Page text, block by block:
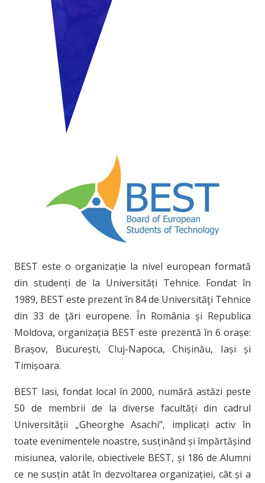
BEST este o organizație la nivel european formată
din studenți de la Universități Tehnice. Fondat în
1989, BEST este prezent în 84 de Universităţi Tehnice
din 33 de ţări europene. În România și Republica
Moldova, organizația BEST este prezentă în 6 orașe:
Brașov, București, Cluj-Napoca, Chișinău, Iași și
Timișoara.
BEST Iasi, fondat local în 2000, numără astăzi peste
50 de membrii de la diverse facultăți din cadrul
Universității „Gheorghe Asachi”, implicați activ în
toate evenimentele noastre, susținând și împărtășind
misiunea, valorile, obiectivele BEST, și 186 de Alumni
ce ne susțin atât în dezvoltarea organizației, cât și a